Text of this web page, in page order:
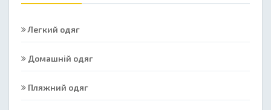
Легкий одяг
Домашній одяг
Пляжний одяг